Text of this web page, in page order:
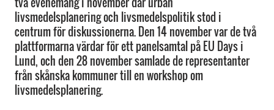
livsmedelsplanering och livsmedelspolitik stod i
centrum för diskussionerna. Den 14 november var de två
plattformarna värdar för ett panelsamtal på EU Days i
Lund, och den 28 november samlade de representanter
från skånska kommuner till en workshop om
livsmedelsplanering.